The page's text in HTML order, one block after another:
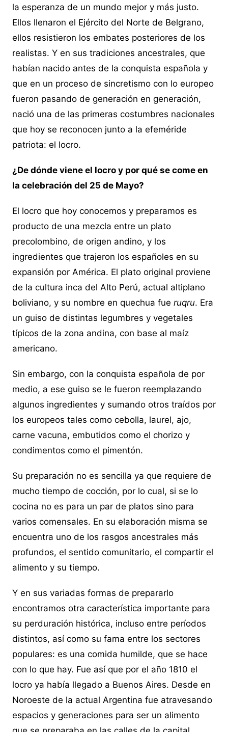
la esperanza de un mundo mejor y más justo.
Ellos llenaron el Ejército del Norte de Belgrano,
ellos resistieron los embates posteriores de los
realistas. Y en sus tradiciones ancestrales, que
habían nacido antes de la conquista española y
que en un proceso de sincretismo con lo europeo
fueron pasando de generación en generación,
nació una de las primeras costumbres nacionales
que hoy se reconocen junto a la efeméride
patriota: el locro.
¿De dónde viene el locro y por qué se come en
la celebración del 25 de Mayo?
El locro que hoy conocemos y preparamos es
producto de una mezcla entre un plato
precolombino, de origen andino, y los
ingredientes que trajeron los españoles en su
expansión por América. El plato original proviene
de la cultura inca del Alto Perú, actual altiplano
boliviano, y su nombre en quechua fue ruqru. Era
un guiso de distintas legumbres y vegetales
típicos de la zona andina, con base al maíz
americano.
Sin embargo, con la conquista española de por
medio, a ese guiso se le fueron reemplazando
algunos ingredientes y sumando otros traídos por
los europeos tales como cebolla, laurel, ajo,
carne vacuna, embutidos como el chorizo y
condimentos como el pimentón.
Su preparación no es sencilla ya que requiere de
mucho tiempo de cocción, por lo cual, si se lo
cocina no es para un par de platos sino para
varios comensales. En su elaboración misma se
encuentra uno de los rasgos ancestrales más
profundos, el sentido comunitario, el compartir el
alimento y su tiempo.
Y en sus variadas formas de prepararlo
encontramos otra característica importante para
su perduración histórica, incluso entre períodos
distintos, así como su fama entre los sectores
populares: es una comida humilde, que se hace
con lo que hay. Fue así que por el año 1810 el
locro ya había llegado a Buenos Aires. Desde en
Noroeste de la actual Argentina fue atravesando
espacios y generaciones para ser un alimento